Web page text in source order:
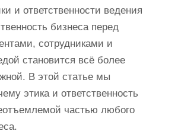
и ответственности ведения
бизнеса перед
сотрудниками и
становится всё более
В этой статье мы
этика и ответственность
частью любого